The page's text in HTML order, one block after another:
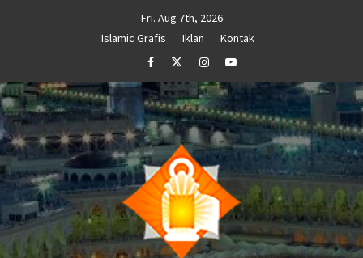
Fri. Aug 7th, 2026
Islamic Grafis
Iklan
Kontak
FacebookTwitterInstagramYoutube